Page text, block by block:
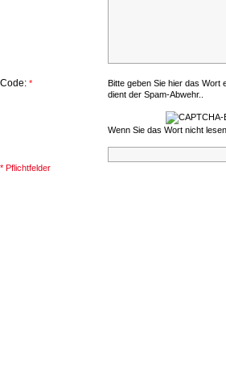
Code: *
Bitte geben Sie hier das Wort
dient der Spam-Abwehr..
Wenn Sie das Wort nicht
* Pflichtfelder